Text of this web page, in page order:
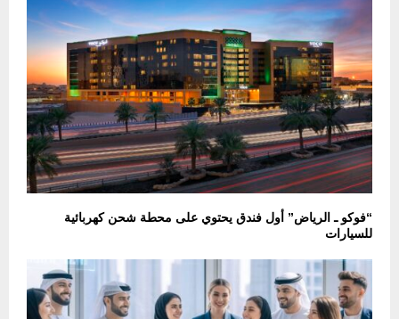
“فوكو ـ الرياض” أول فندق يحتوي على محطة شحن كهربائية
للسيارات